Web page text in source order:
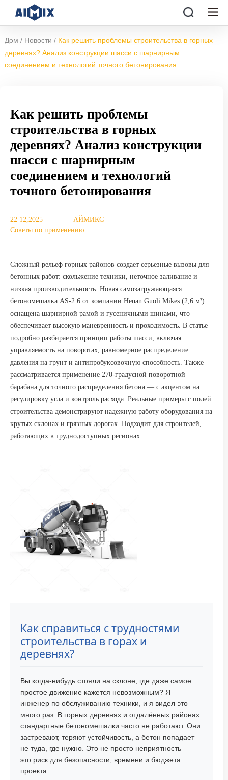
Дом / Новости / Как решить проблемы строительства в горных
деревнях? Анализ конструкции шасси с шарнирным
соединением и технологий точного бетонирования
Как решить проблемы
строительства в горных
деревнях? Анализ конструкции
шасси с шарнирным
соединением и технологий
точного бетонирования
22 12,2025
АЙМИКС
Советы по применению
Сложный рельеф горных районов создает серьезные вызовы для
бетонных работ: скольжение техники, неточное заливание и
низкая производительность. Новая самозагружающаяся
бетономешалка AS-2.6 от компании Henan Guoli Mikes (2,6 м³)
оснащена шарнирной рамой и гусеничными шинами, что
обеспечивает высокую маневренность и проходимость. В статье
подробно разбирается принцип работы шасси, включая
управляемость на поворотах, равномерное распределение
давления на грунт и антипробуксовочную способность. Также
рассматривается применение 270-градусной поворотной
барабана для точного распределения бетона — с акцентом на
регулировку угла и контроль расхода. Реальные примеры с полей
строительства демонстрируют надежную работу оборудования на
крутых склонах и грязных дорогах. Подходит для строителей,
работающих в труднодоступных регионах.
Как справиться с трудностями
строительства в горах и
деревнях?
Вы когда-нибудь стояли на склоне, где даже самое
простое движение кажется невозможным? Я —
инженер по обслуживанию техники, и я видел это
много раз. В горных деревнях и отдалённых районах
стандартные бетономешалки часто не работают. Они
застревают, теряют устойчивость, а бетон попадает
не туда, где нужно. Это не просто неприятность —
это риск для безопасности, времени и бюджета
проекта.